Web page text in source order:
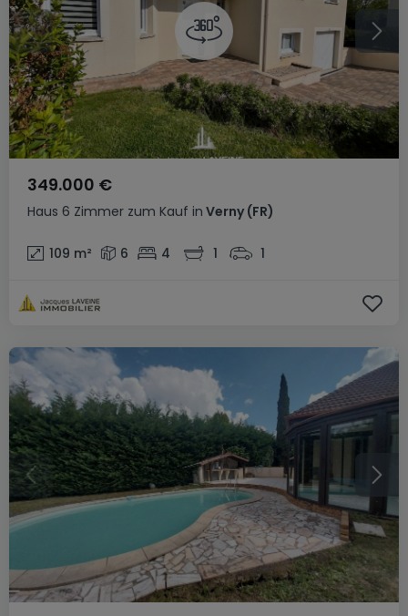
Haus 6 Zimmer zum Kauf in Verny (FR)
349.000 €
109 m² 6 4 1 1